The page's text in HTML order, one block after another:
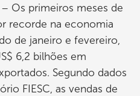
– Os primeiros meses de
recorde na economia
de janeiro e fevereiro,
6,2 bilhões em
Segundo dados
FIESC, as vendas de